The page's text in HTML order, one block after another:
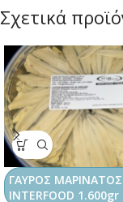
Σχετικά
ΓΑΥΡΟΣ ΜΑΡΙΝΑΤΟΣ
INTERFOOD 1.600gr